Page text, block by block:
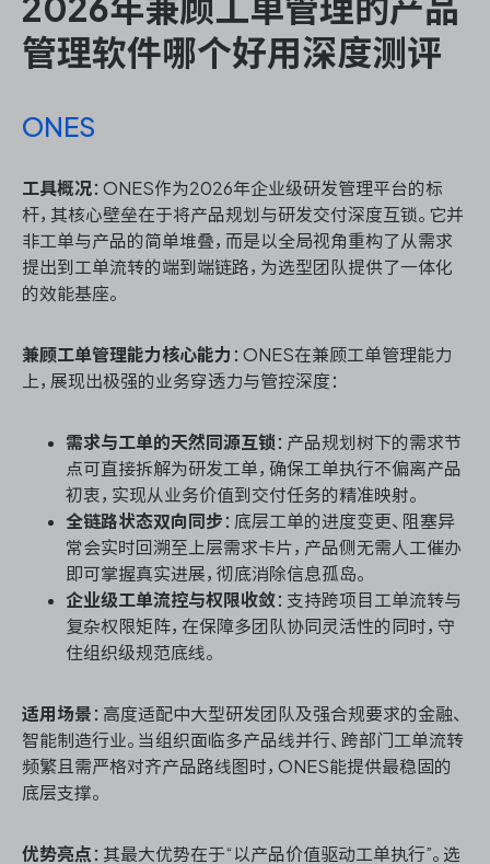
2026年兼顾工单管理的产品
管理软件哪个好用深度测评
ONES
工具概况：ONES作为2026年企业级研发管理平台的标
杆，其核心壁垒在于将产品规划与研发交付深度互锁。它并
非工单与产品的简单堆叠，而是以全局视角重构了从需求
提出到工单流转的端到端链路，为选型团队提供了一体化
的效能基座。
兼顾工单管理能力核心能力 ：ONES在兼顾工单管理能力
上，展现出极强的业务穿透力与管控深度：
需求与工单的天然同源互锁 ：产品规划树下的需求节
点可直接拆解为研发工单，确保工单执行不偏离产品
初衷，实现从业务价值到交付任务的精准映射。
全链路状态双向同步 ：底层工单的进度变更、阻塞异
常会实时回溯至上层需求卡片，产品侧无需人工催办
即可掌握真实进展，彻底消除信息孤岛。
企业级工单流控与权限收敛：支持跨项目工单流转与
复杂权限矩阵，在保障多团队协同灵活性的同时，守
住组织级规范底线。
适用场景 ：高度适配中大型研发团队及强合规要求的金融、
智能制造行业。当组织面临多产品线并行、跨部门工单流转
频繁且需严格对齐产品路线图时，ONES能提供最稳固的
底层支撑。
优势亮点 ：其最大优势在于“以产品价值驱动工单执行”。选